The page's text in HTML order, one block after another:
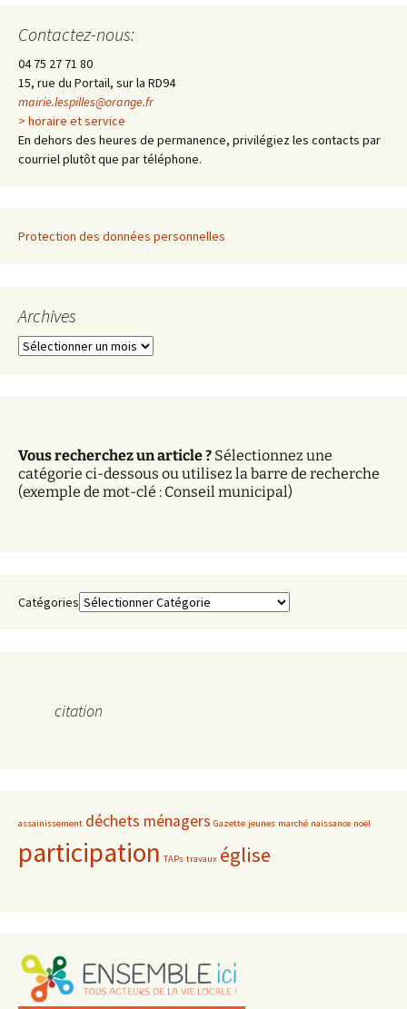
articles
Contactez-nous:
04 75 27 71 80
15, rue du Portail, sur la RD94
mairie.lespilles@orange.fr
> horaire et service
En dehors des heures de permanence, privilégiez les contacts par
courriel plutôt que par téléphone.
Protection des données personnelles
Archives
A
e
s
Vous recherchez un article ? Sélectionnez une
catégorie ci-dessous ou utilisez la barre de recherche
(exemple de mot-clé : Conseil municipal)
Catégories
citation
assainissement déchets ménagers Gazette jeunes marché naissance noël
participation TAPs travaux église